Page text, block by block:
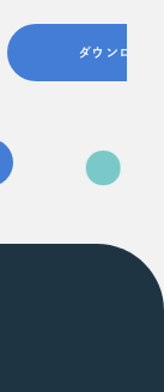
ダウンロード